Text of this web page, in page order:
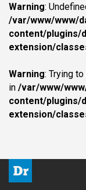
Warning:
/var/www/www/
content/plugins/
extension/
Warning: Trying
in /var/www/
content/plugins/
extension/